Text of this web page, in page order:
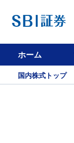
ホーム
国内株式トップ